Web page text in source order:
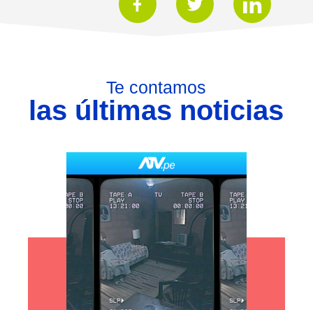
Te contamos
las últimas noticias